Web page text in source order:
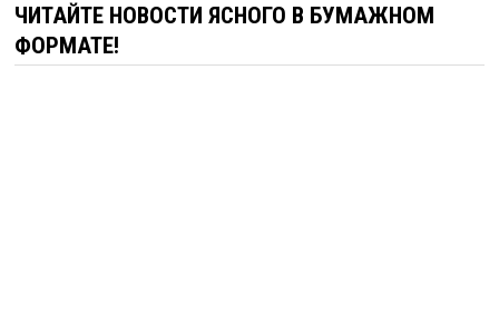
ЧИТАЙТЕ НОВОСТИ ЯСНОГО В БУМАЖНОМ
ФОРМАТЕ!